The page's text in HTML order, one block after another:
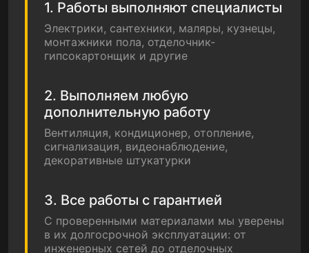
1. Работы выполняют специалисты
Электрики, сантехники, маляры, кузнецы,
монтажники пола, отделочник-
гипсокартонщик и другие
2. Выполняем любую
дополнительную работу
Вентиляция, кондиционер, отопление,
сигнализация, видеонаблюдение,
декоративные штукатурки
3. Все работы с гарантией
С проверенными материалами мы уверены
в их долгосрочной эксплуатации: от
инженерных сетей до отделочных